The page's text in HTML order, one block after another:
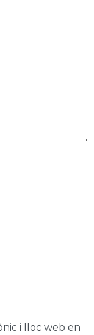
i lloc web en